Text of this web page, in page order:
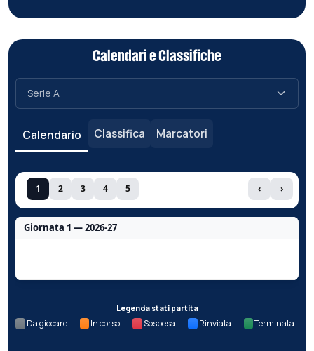
Calendari e Classifiche
Calendario Classifica Marcatori
1 2 3 4 5 ‹ ›
Giornata 1 — 2026-27
Legenda stati partita
Da giocare In corso Sospesa Rinviata Terminata